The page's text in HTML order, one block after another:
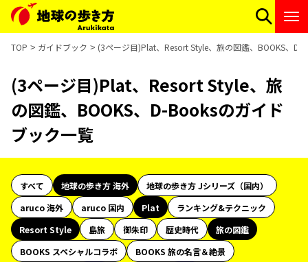
TOP ガイドブック (3ページ目)Plat、Resort Style、旅の図鑑、BOOKS、D-
(3ページ目)Plat、Resort Style、旅
の図鑑、BOOKS、D-Booksのガイド
ブック一覧
すべて 地球の歩き方 海外
地球の歩き方 Jシリーズ（国内）
aruco 海外
aruco 国内 Plat
ランキング&テクニック
Resort Style
島旅 御朱印 歴史時代
旅の図鑑
BOOKS スペシャルコラボ
BOOKS 旅の名言＆絶景